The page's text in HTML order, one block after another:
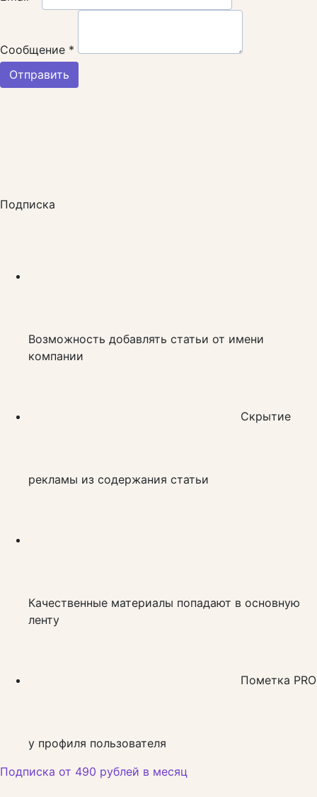
Сообщение *
Отправить
Подписка
Возможность добавлять статьи от имени
компании
Скрытие
рекламы из содержания статьи
Качественные материалы попадают в основную
ленту
Пометка PRO
у профиля пользователя
Подписка от 490 рублей в месяц